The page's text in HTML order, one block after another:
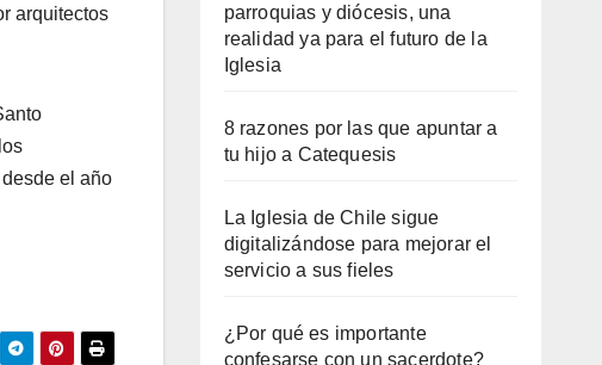
arquitectos
el año
parroquias y diócesis, una
realidad ya para el futuro de la
Iglesia
8 razones por las que apuntar a
tu hijo a Catequesis
La Iglesia de Chile sigue
digitalizándose para mejorar el
servicio a sus fieles
¿Por qué es importante
confesarse con un sacerdote?